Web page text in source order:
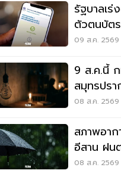
รัฐบาลเ
ตัวตนบัต
พลาดสิทธิ
09 ส.ค.
9 ส.ค.นี้
สมุทรปร
'ไฟฟ้าดับ'
08 ส.ค.
สภาพอา
อีสาน ฝน
พลัน น้ำป่า
08 ส.ค.